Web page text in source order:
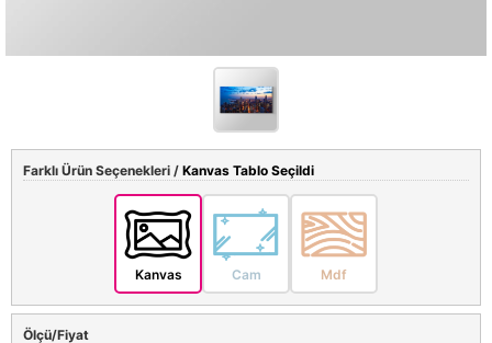
Farklı Ürün Seçenekleri / Kanvas Tablo Seçildi
Kanvas Cam Mdf
Ölçü/Fiyat